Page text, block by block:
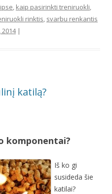
, kaip pasirinkti treniruokli,
rinktis, svarbu renkantis
2014|
katilą?
komponentai?
Iš ko gi
susideda šie
katilai?